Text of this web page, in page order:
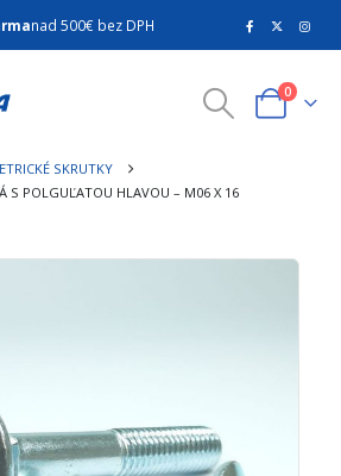
nad 500€ bez DPH
0
SKRUTKY
S POLGUĽATOU HLAVOU – M06 X 16